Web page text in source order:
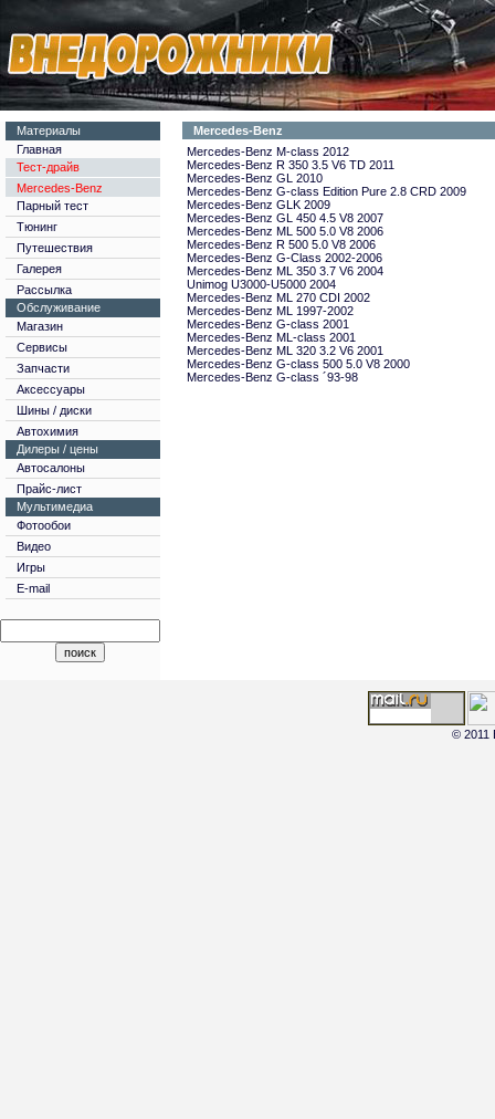
Материалы
Главная
Тест-драйв
Mercedes-Benz
Парный тест
Тюнинг
Путешествия
Галерея
Рассылка
Обслуживание
Магазин
Сервисы
Запчасти
Аксессуары
Шины / диски
Автохимия
Дилеры / цены
Автосалоны
Прайс-лист
Мультимедиа
Фотообои
Видео
Игры
E-mail
Mercedes-Benz
Mercedes-Benz M-class 2012
Mercedes-Benz R 350 3.5 V6 TD 2011
Mercedes-Benz GL 2010
Mercedes-Benz G-class Edition Pure 2.8 CRD 2009
Mercedes-Benz GLK 2009
Mercedes-Benz GL 450 4.5 V8 2007
Mercedes-Benz ML 500 5.0 V8 2006
Mercedes-Benz R 500 5.0 V8 2006
Mercedes-Benz G-Class 2002-2006
Mercedes-Benz ML 350 3.7 V6 2004
Unimog U3000-U5000 2004
Mercedes-Benz ML 270 CDI 2002
Mercedes-Benz ML 1997-2002
Mercedes-Benz G-class 2001
Mercedes-Benz ML-class 2001
Mercedes-Benz ML 320 3.2 V6 2001
Mercedes-Benz G-class 500 5.0 V8 2000
Mercedes-Benz G-class ´93-98
© 2011